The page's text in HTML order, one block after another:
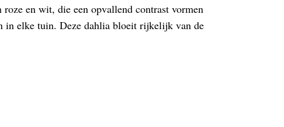
en wit, die een opvallend contrast vormen
in elke tuin. Deze dahlia bloeit rijkelijk van de